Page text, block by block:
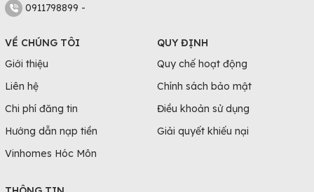
0911798899 -
VỀ CHÚNG TÔI
Giới thiệu
Liên hệ
Chi phí đăng tin
Hướng dẫn nạp tiền
Vinhomes Hóc Môn
QUY ĐỊNH
Quy chế hoạt động
Chính sách bảo mật
Điều khoản sử dụng
Giải quyết khiếu nại